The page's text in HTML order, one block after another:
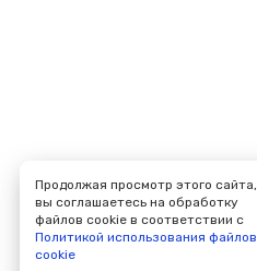
Продолжая просмотр этого сайта,
вы соглашаетесь на обработку
файлов cookie в соответствии с
Политикой использования файлов
cookie